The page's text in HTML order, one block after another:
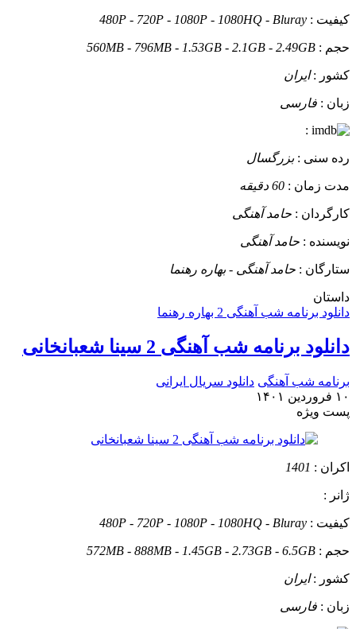
کیفیت : 480P - 720P - 1080P - 1080HQ - Bluray
حجم : 560MB - 796MB - 1.53GB - 2.1GB - 2.49GB
کشور :ایران
زبان : فارسی
:
رده سنی :بزرگسال
مدت زمان : 60 دقیقه
کارگردان : حامد آهنگی
نویسنده : حامد آهنگی
ستارگان : حامد آهنگی - بهاره رهنما
داستان
دانلود برنامه شب آهنگی 2 بهاره رهنما
دانلود برنامه شب آهنگی 2 سینا شعبانخانی
برنامه شب آهنگی دانلود سریال ایرانی
۱۰ فروردین ۱۴۰۱
پست ويژه
اکران : 1401
ژانر :
کیفیت : 480P - 720P - 1080P - 1080HQ - Bluray
حجم : 572MB - 888MB - 1.45GB - 2.73GB - 6.5GB
کشور :ایران
زبان : فارسی